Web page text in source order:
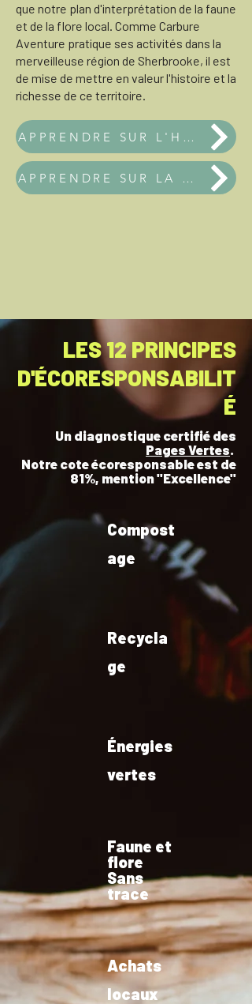
que notre plan d'interprétation de la faune
et de la flore local. Comme Carbure
Aventure pratique ses activités dans la
merveilleuse région de Sherbrooke, il est
de mise de mettre en valeur l'histoire et la
richesse de ce territoire.
APPRENDRE SUR L'HISTOIRE DU TERRITOIRE
APPRENDRE SUR LA RICHESSE NATURELLE DU TERRITOIRE
LES 12 PRINCIPES
D'ÉCORESPONSABILIT
É
Un diagnostique certifié des
Pages Vertes.
Notre cote écoresponsable est de
81%, mention "Excellence"
Compost
age
Recycla
ge
Énergies
vertes
Faune et
flore
Sans
trace
Achats
locaux